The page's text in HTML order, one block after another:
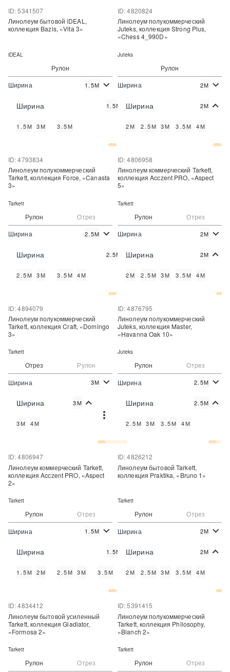
Рулон
ID: 5341507
Цена:
Линолеум бытовой iDEAL,
коллекция Bazis, «Vita 3»
iDEAL
Ширина 1.5М
Ширина 1.5М
1.5М 3М 3.5М
Рулон
ID: 4820824
Цена:
Линолеум полукоммерческий
Juteks, коллекция Strong Plus,
«Chess 4_990D»
Juteks
Ширина 2М
Ширина 2М
2М 2.5М 3М 3.5М 4М
Рулон Отрез
ID: 4793834
Цена:
Линолеум полукоммерческий
Tarkett, коллекция Force, «Canasta
3»
Tarkett
Ширина 2.5М
Ширина 2.5М
2.5М 3М 3.5М 4М
Рулон Отрез
ID: 4806958
Цена:
Линолеум коммерческий Tarkett,
коллекция Acczent PRO, «Aspect
5»
Tarkett
Ширина 2М
Ширина 2М
2М 2.5М 3М 3.5М 4М
Отрез Рулон
ID: 4894079
Цена:
Линолеум полукоммерческий
Tarkett, коллекция Craft, «Domingo
3»
Tarkett
Ширина 3М
Ширина 3М
3М 4М
Рулон Отрез
ID: 4876795
Цена:
Линолеум полукоммерческий
Juteks, коллекция Master,
«Havanna Oak 10»
Juteks
Ширина 2.5М
Ширина 2.5М
2.5М 3М 3.5М 4М
Рулон Отрез
ID: 4806947
Цена:
Линолеум коммерческий Tarkett,
коллекция Acczent PRO, «Aspect
2»
Tarkett
Ширина 1.5М
Ширина 1.5М
1.5М 2М 2.5М 3М 3.5М 4М
Рулон Отрез
ID: 4826212
Цена:
Линолеум бытовой Tarkett,
коллекция Praktika, «Bruno 1»
Tarkett
Ширина 2М
Ширина 2М
2М 2.5М 3М 3.5М 4М
Рулон Отрез
ID: 4834412
Линолеум бытовой усиленный
Tarkett, коллекция Gladiator,
«Formosa 2»
Tarkett
Рулон Отрез
ID: 5391415
Линолеум полукоммерческий
Tarkett, коллекция Philosophy,
«Blanch 2»
Tarkett